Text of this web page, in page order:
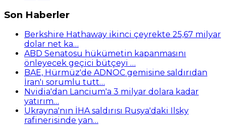
Son Haberler
Berkshire Hathaway ikinci çeyrekte 25,67 milyar
dolar net ka…
ABD Senatosu hükümetin kapanmasını
önleyecek geçici bütçeyi …
BAE, Hürmüz'de ADNOC gemisine saldırıdan
İran'ı sorumlu tutt…
Nvidia'dan Lancium'a 3 milyar dolara kadar
yatırım…
Ukrayna'nın İHA saldırısı Rusya'daki Ilsky
rafinerisinde yan…